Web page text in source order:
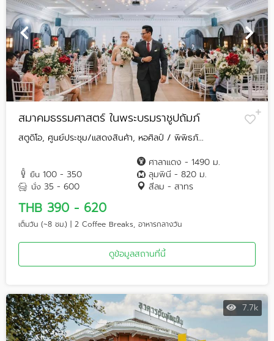
สมาคมธรรมศาสตร์ ในพระบรมราชูปถัมภ์
สตูดิโอ, ศูนย์ประชุม/แสดงสินค้า, หอศิลป์ / พิพิธภั...
ยืน 100 - 350
นั่ง 35 - 600
ศาลาแดง - 1490 ม.
ลุมพินี - 820 ม.
สีลม - สาทร
THB 390 - 620
เต็มวัน (~8 ชม.) | 2 Coffee Breaks, อาหารกลางวัน
ดูข้อมูลสถานที่นี้
7.7k